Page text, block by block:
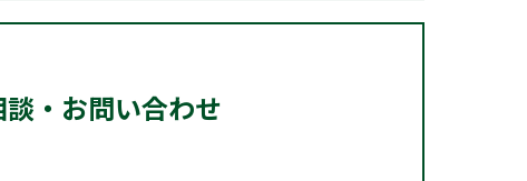
談・お問い合わせ